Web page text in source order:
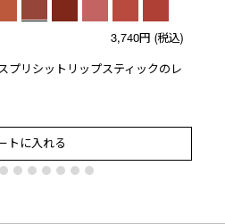
3,740円 (税込)
プリシットリップスティックのレ
トに入れる